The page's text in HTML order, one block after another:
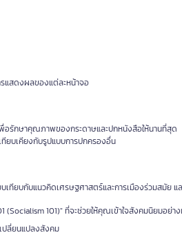
แสดงผลของแต่ละหน้าจอ
อรักษาคุณภาพของกระดาษและปกหนังสือให้นานที่สุด
ทียบเคียงกับรูปแบบการปกครองอื่น
ยบกับแนวคิดเศรษฐศาสตร์และการเมืองร่วมสมัย แ
101)" ที่จะช่วยให้คุณเข้าใจสังคมนิยมอย่าง
ปลี่ยนแปลงสังคม